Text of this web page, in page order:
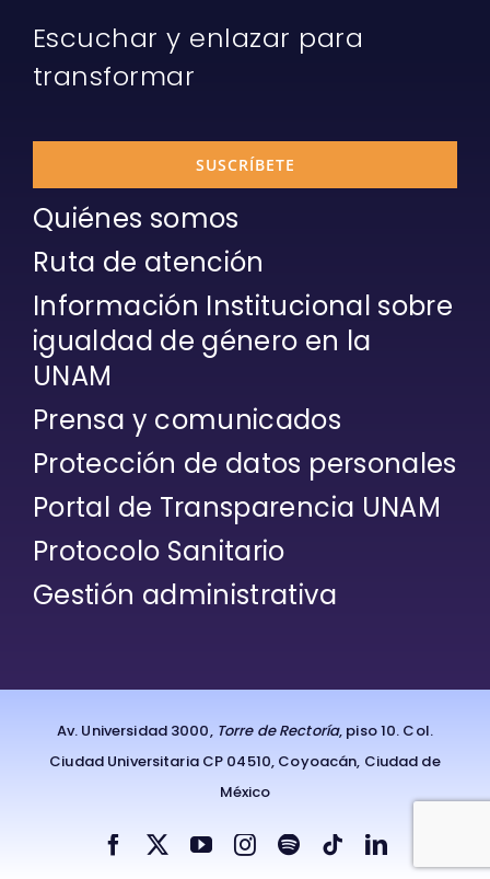
Escuchar y enlazar para
transformar
SUSCRÍBETE
Quiénes somos
Ruta de atención
Información Institucional sobre
igualdad de género en la
UNAM
Prensa y comunicados
Protección de datos personales
Portal de Transparencia UNAM
Protocolo Sanitario
Gestión administrativa
Av. Universidad 3000, Torre de Rectoría, piso 10. Col.
Ciudad Universitaria CP 04510, Coyoacán, Ciudad de
México